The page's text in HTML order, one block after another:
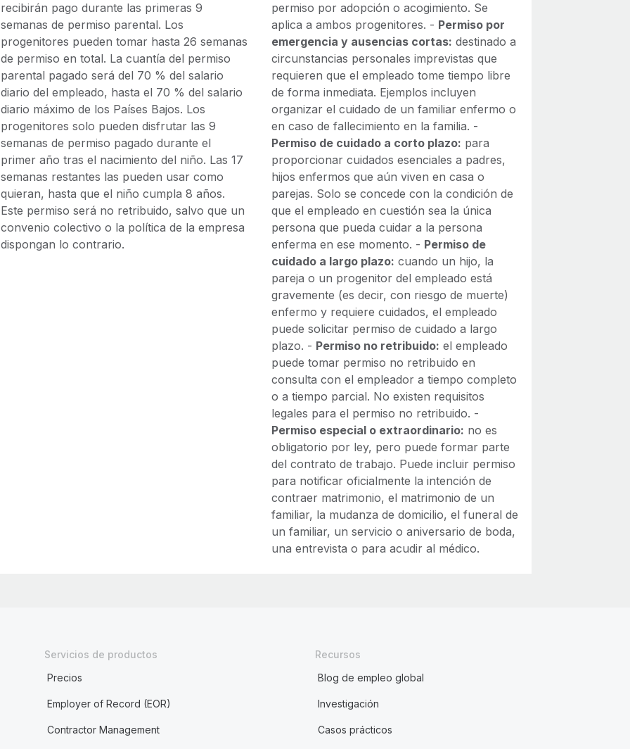
recibirán pago durante las primeras 9
semanas de permiso parental. Los
progenitores pueden tomar hasta 26 semanas
de permiso en total. La cuantía del permiso
parental pagado será del 70 % del salario
diario del empleado, hasta el 70 % del salario
diario máximo de los Países Bajos. Los
progenitores solo pueden disfrutar las 9
semanas de permiso pagado durante el
primer año tras el nacimiento del niño. Las 17
semanas restantes las pueden usar como
quieran, hasta que el niño cumpla 8 años.
Este permiso será no retribuido, salvo que un
convenio colectivo o la política de la empresa
dispongan lo contrario.
permiso por adopción o acogimiento. Se
aplica a ambos progenitores. - Permiso por
emergencia y ausencias cortas: destinado a
circunstancias personales imprevistas que
requieren que el empleado tome tiempo libre
de forma inmediata. Ejemplos incluyen
organizar el cuidado de un familiar enfermo o
en caso de fallecimiento en la familia. -
Permiso de cuidado a corto plazo: para
proporcionar cuidados esenciales a padres,
hijos enfermos que aún viven en casa o
parejas. Solo se concede con la condición de
que el empleado en cuestión sea la única
persona que pueda cuidar a la persona
enferma en ese momento. - Permiso de
cuidado a largo plazo: cuando un hijo, la
pareja o un progenitor del empleado está
gravemente (es decir, con riesgo de muerte)
enfermo y requiere cuidados, el empleado
puede solicitar permiso de cuidado a largo
plazo. - Permiso no retribuido: el empleado
puede tomar permiso no retribuido en
consulta con el empleador a tiempo completo
o a tiempo parcial. No existen requisitos
legales para el permiso no retribuido. -
Permiso especial o extraordinario: no es
obligatorio por ley, pero puede formar parte
del contrato de trabajo. Puede incluir permiso
para notificar oficialmente la intención de
contraer matrimonio, el matrimonio de un
familiar, la mudanza de domicilio, el funeral de
un familiar, un servicio o aniversario de boda,
una entrevista o para acudir al médico.
Servicios de productos
Precios
Employer of Record (EOR)
Contractor Management
Recursos
Blog de empleo global
Investigación
Casos prácticos